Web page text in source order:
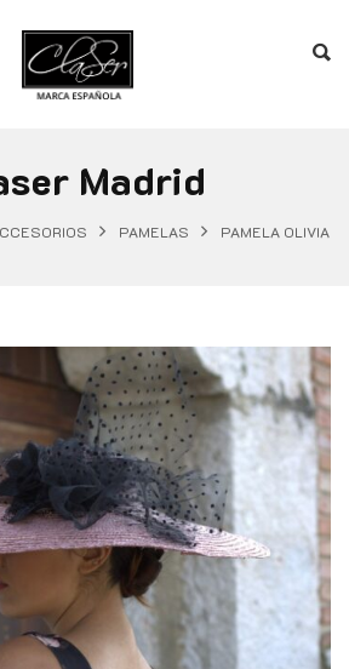
Madrid
PAMELAS PAMELA OLIVIA